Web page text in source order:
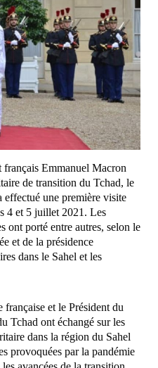
français Emmanuel Macron
de transition du Tchad, le
une première visite
4 et 5 juillet 2021. Les
ont porté entre autres, selon le
et de la présidence
dans le Sahel et les
et le Président du
Tchad ont échangé sur les
dans la région du Sahel
provoquées par la pandémie